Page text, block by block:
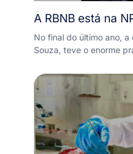
A RBNB está na
No final do último ano, a
Souza, teve o enorme